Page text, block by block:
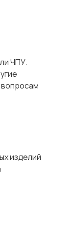
ЧПУ.
изделий